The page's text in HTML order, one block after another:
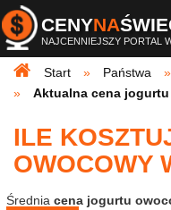
CENYNA
NAJCENNIEJSZY PORTAL
Start
Państwa
Aktualna cena
ILE
OWOCOWY
Średnia cena jogurtu